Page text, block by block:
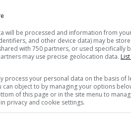
will be processed and information from
and other device data) may be
with 750 partners, or used specifically
may use precise geolocation data.
process your personal data on the basis of
can object to by managing your options
of this page or in the site menu to
privacy and cookie settings.